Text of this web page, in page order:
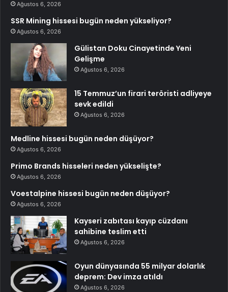
Ağustos 6, 2026
SSR Mining hissesi bugün neden yükseliyor?
Ağustos 6, 2026
Gülistan Doku Cinayetinde Yeni
Gelişme
Ağustos 6, 2026
15 Temmuz’un firari teröristi adliyeye
sevk edildi
Ağustos 6, 2026
Medline hissesi bugün neden düşüyor?
Ağustos 6, 2026
Primo Brands hisseleri neden yükselişte?
Ağustos 6, 2026
Voestalpine hissesi bugün neden düşüyor?
Ağustos 6, 2026
Kayseri zabıtası kayıp cüzdanı
sahibine teslim etti
Ağustos 6, 2026
Oyun dünyasında 55 milyar dolarlık
deprem: Dev imza atıldı
Ağustos 6, 2026